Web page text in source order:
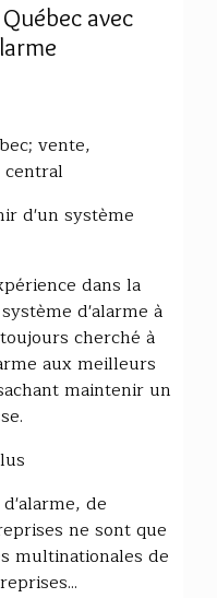
avec
vente,
d'un système
dans la
d'alarme à
cherché à
aux meilleurs
maintenir un
de
ne sont que
multinationales de